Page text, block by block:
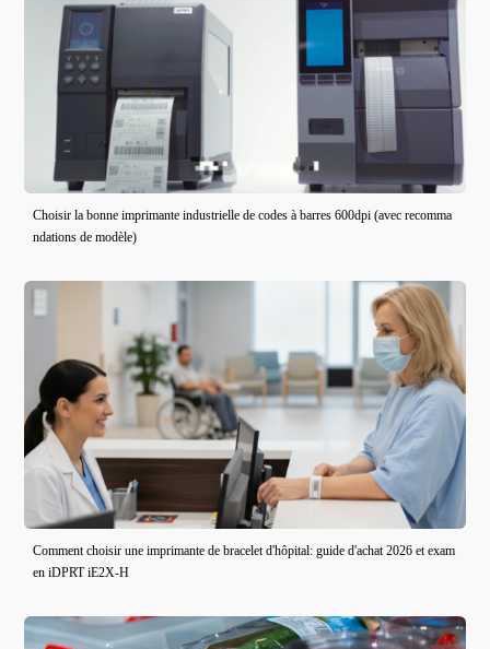
Choisir la bonne imprimante industrielle de codes à barres 600dpi (avec recomma
ndations de modèle)
Comment choisir une imprimante de bracelet d'hôpital: guide d'achat 2026 et exam
en iDPRT iE2X-H